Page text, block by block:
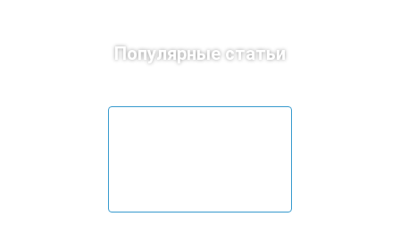
Популярные статьи